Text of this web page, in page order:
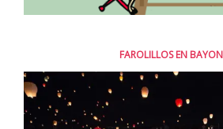
FAROLILLOS EN